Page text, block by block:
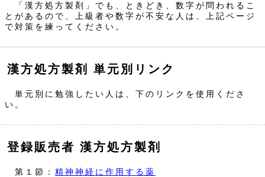
「漢方処方製剤」でも、ときどき、数字が問われるこ
とがあるので、上級者や数字が不安な人は、上記ページ
で対策を練ってください。
漢方処方製剤 単元別リンク
単元別に勉強したい人は、下のリンクを使用くださ
い。
登録販売者 漢方処方製剤
第１節： 精神神経に作用する薬